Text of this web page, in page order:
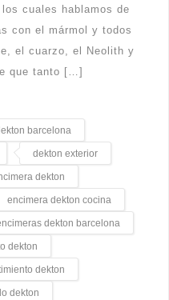
cuales hablamos de
con el mármol y todos
el cuarzo, el Neolith y
que tanto […]
barcelona
dekton exterior
dekton
encimera dekton cocina
dekton barcelona
dekton
dekton
dekton